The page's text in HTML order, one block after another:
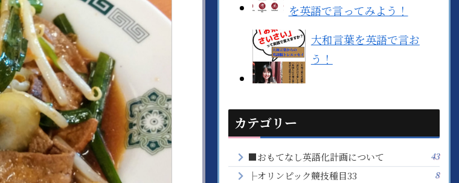
を英語で言ってみよう！
大和言葉を英語で言お
う！
カテゴリー
■おもてなし英語化計画について 43
├オリンピック競技種目33 8